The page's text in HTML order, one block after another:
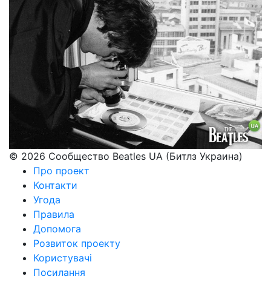
© 2026 Сообщество Beatles UA (Битлз Украина)
Про проект
Контакти
Угода
Правила
Допомога
Розвиток проекту
Користувачі
Посилання